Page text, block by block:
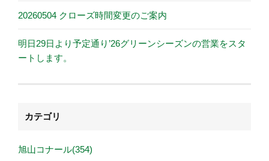
20260504 クローズ時間変更のご案内
明日29日より予定通り’26グリーンシーズンの営業をスタ
ートします。
カテゴリ
旭山コナール(354)